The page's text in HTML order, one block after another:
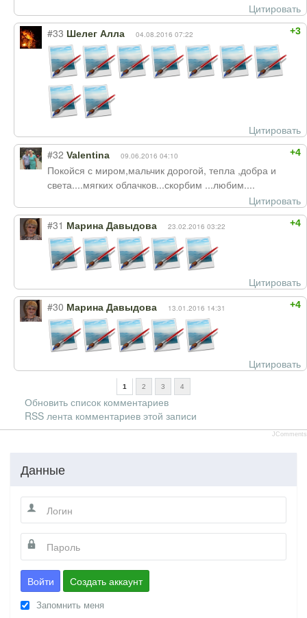
Цитировать
+3
#33 Шелег Алла 04.08.2016 07:22
Цитировать
+4
#32 Valentina 09.06.2016 04:10
Покойся с миром,мальчик дорогой, тепла ,добра и
света....мягких облачков...скорбим ...любим....
Цитировать
+4
#31 Марина Давыдова 23.02.2016 03:22
Цитировать
+4
#30 Марина Давыдова 13.01.2016 14:31
Цитировать
1 2 3 4
Обновить список комментариев
RSS лента комментариев этой записи
JComments
Данные
Войти Создать аккаунт
Запомнить меня